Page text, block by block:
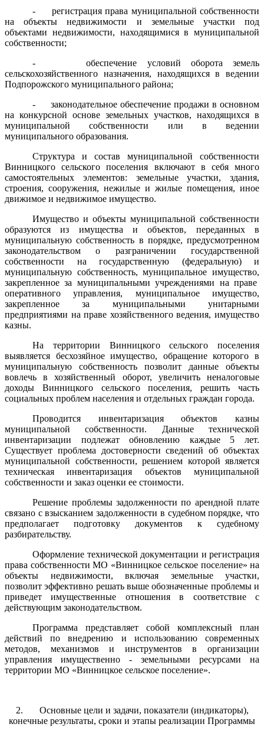
- регистрация права муниципальной собственности
на объекты недвижимости и земельные участки под
объектами недвижимости, находящимися в муниципальной
собственности;
- обеспечение условий оборота земель
сельскохозяйственного назначения, находящихся в ведении
Подпорожского муниципального района;
- законодательное обеспечение продажи в основном
на конкурсной основе земельных участков, находящихся в
муниципальной собственности или в ведении
муниципального образования.
Структура и состав муниципальной собственности
Винницкого сельского поселения включают в себя много
самостоятельных элементов: земельные участки, здания,
строения, сооружения, нежилые и жилые помещения, иное
движимое и недвижимое имущество.
Имущество и объекты муниципальной собственности
образуются из имущества и объектов, переданных в
муниципальную собственность в порядке, предусмотренном
законодательством о разграничении государственной
собственности на государственную (федеральную) и
муниципальную собственность, муниципальное имущество,
закрепленное за муниципальными учреждениями на праве
оперативного управления, муниципальное имущество,
закрепленное за муниципальными унитарными
предприятиями на праве хозяйственного ведения, имущество
казны.
На территории Винницкого сельского поселения
выявляется бесхозяйное имущество, обращение которого в
муниципальную собственность позволит данные объекты
вовлечь в хозяйственный оборот, увеличить неналоговые
доходы Винницкого сельского поселения, решить часть
социальных проблем населения и отдельных граждан города.
Проводится инвентаризация объектов казны
муниципальной собственности. Данные технической
инвентаризации подлежат обновлению каждые 5 лет.
Существует проблема достоверности сведений об объектах
муниципальной собственности, решением которой является
техническая инвентаризация объектов муниципальной
собственности и заказ оценки ее стоимости.
Решение проблемы задолженности по арендной плате
связано с взысканием задолженности в судебном порядке, что
предполагает подготовку документов к судебному
разбирательству.
Оформление технической документации и регистрация
права собственности МО «Винницкое сельское поселение» на
объекты недвижимости, включая земельные участки,
позволит эффективно решать выше обозначенные проблемы и
приведет имущественные отношения в соответствие с
действующим законодательством.
Программа представляет собой комплексный план
действий по внедрению и использованию современных
методов, механизмов и инструментов в организации
управления имущественно - земельными ресурсами на
территории МО «Винницкое сельское поселение».
2. Основные цели и задачи, показатели (индикаторы),
конечные результаты, сроки и этапы реализации Программы